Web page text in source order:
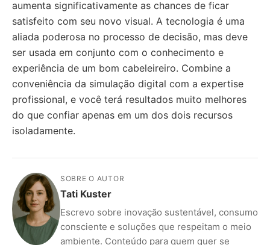
aumenta significativamente as chances de ficar
satisfeito com seu novo visual. A tecnologia é uma
aliada poderosa no processo de decisão, mas deve
ser usada em conjunto com o conhecimento e
experiência de um bom cabeleireiro. Combine a
conveniência da simulação digital com a expertise
profissional, e você terá resultados muito melhores
do que confiar apenas em um dos dois recursos
isoladamente.
SOBRE O AUTOR
Tati Kuster
Escrevo sobre inovação sustentável, consumo
consciente e soluções que respeitam o meio
ambiente. Conteúdo para quem quer se